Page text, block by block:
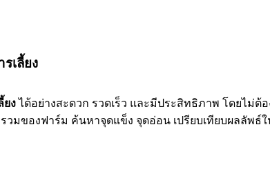
เลี้ยง
ยงได้อย่างสะดวก รวดเร็ว และมีประสิทธิภาพ โดยไม่ต้
วมของฟาร์ม ค้นหาจุดแข็ง จุดอ่อน เปรียบเทียบผลลัพ